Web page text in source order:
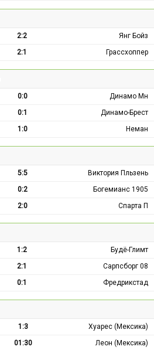
2:2
Янг Бойз
2:1 Грассхоппер
0:0
Динамо Мн
0:1
Динамо-Брест
1:0 Неман
5:5
Виктория Пльзень
0:2
Богемианс 1905
2:0 Спарта П
1:2
Будё-Глимт
2:1
Сарпсборг 08
0:1 Фредрикстад
1:3
Хуарес (Мексика)
01:30
Леон (Мексика)